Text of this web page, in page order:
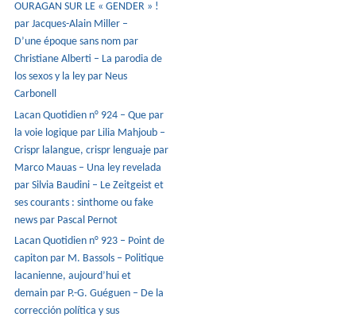
OURAGAN SUR LE « GENDER » !
par Jacques-Alain Miller –
D’une époque sans nom par
Christiane Alberti – La parodia de
los sexos y la ley par Neus
Carbonell
Lacan Quotidien n° 924 – Que par
la voie logique par Lilia Mahjoub –
Crispr lalangue, crispr lenguaje par
Marco Mauas – Una ley revelada
par Silvia Baudini – Le Zeitgeist et
ses courants : sinthome ou fake
news par Pascal Pernot
Lacan Quotidien n° 923 – Point de
capiton par M. Bassols – Politique
lacanienne, aujourd’hui et
demain par P.-G. Guéguen – De la
corrección política y sus